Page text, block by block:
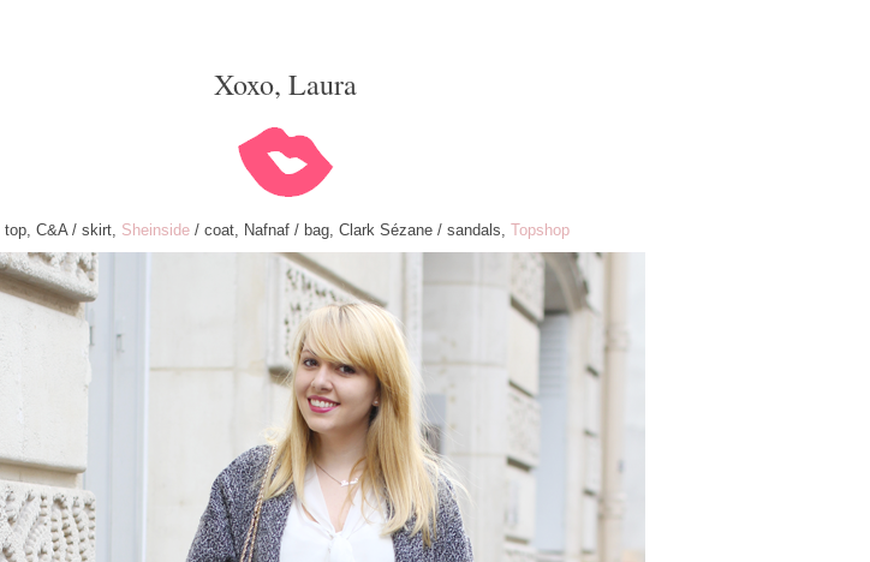
Xoxo, Laura
top, C&A / skirt, Sheinside / coat, Nafnaf / bag, Clark Sézane / sandals, Topshop